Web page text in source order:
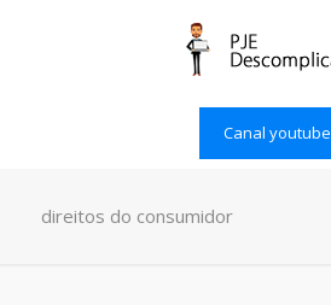
Canal youtube
direitos do consumidor